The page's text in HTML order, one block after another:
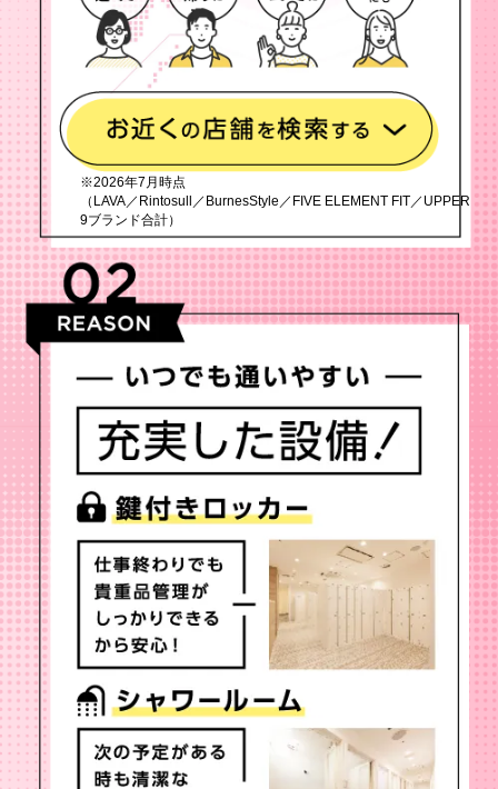
※2026年7月時点
（LAVA／Rintosull／BurnesStyle／FIVE ELEMENT FIT／UPPER
9ブランド合計）